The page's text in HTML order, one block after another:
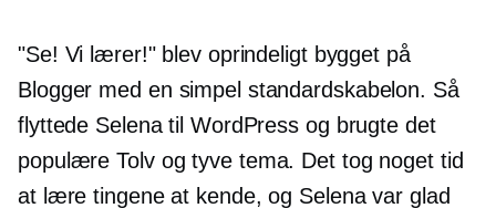
"Se! Vi lærer!" blev oprindeligt bygget på
Blogger med en simpel standardskabelon. Så
flyttede Selena til WordPress og brugte det
populæreTolv og tyvetema. Det tog noget tid
at lære tingene at kende, og Selena var glad